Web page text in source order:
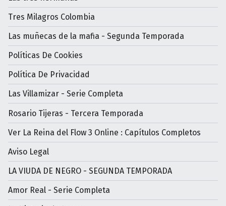
Tres Milagros Colombia
Las muñecas de la mafia - Segunda Temporada
Políticas De Cookies
Política De Privacidad
Las Villamizar - Serie Completa
Rosario Tijeras - Tercera Temporada
Ver La Reina del Flow 3 Online : Capítulos Completos
Aviso Legal
LA VIUDA DE NEGRO - SEGUNDA TEMPORADA
Amor Real - Serie Completa